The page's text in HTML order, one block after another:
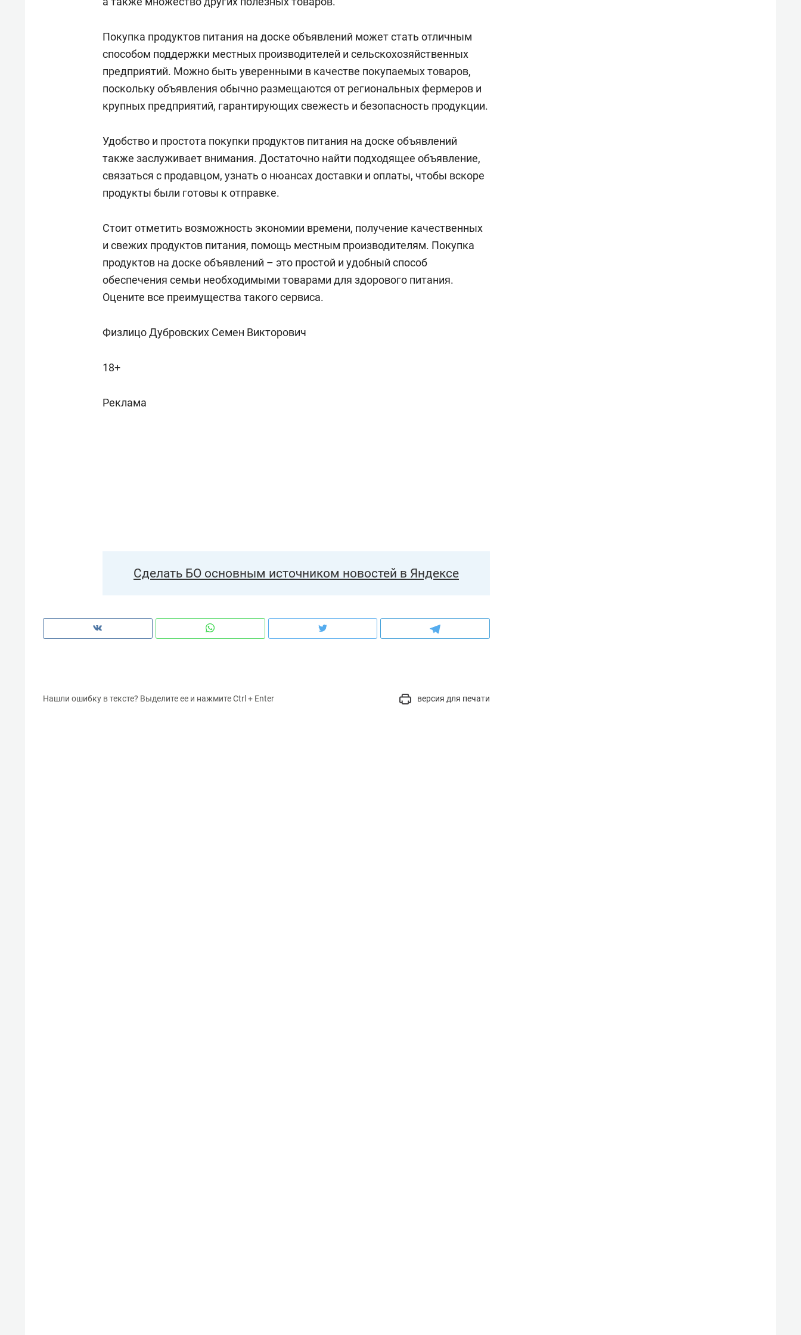
Покупка продуктов питания на доске объявлений может стать отличным
способом поддержки местных производителей и сельскохозяйственных
предприятий. Можно быть уверенными в качестве покупаемых товаров,
поскольку объявления обычно размещаются от региональных фермеров и
крупных предприятий, гарантирующих свежесть и безопасность продукции.
Удобство и простота покупки продуктов питания на доске объявлений
также заслуживает внимания. Достаточно найти подходящее объявление,
связаться с продавцом, узнать о нюансах доставки и оплаты, чтобы вскоре
продукты были готовы к отправке.
Стоит отметить возможность экономии времени, получение качественных
и свежих продуктов питания, помощь местным производителям. Покупка
продуктов на доске объявлений – это простой и удобный способ
обеспечения семьи необходимыми товарами для здорового питания.
Оцените все преимущества такого сервиса.
Физлицо Дубровских Семен Викторович
18+
Реклама
Сделать БО основным источником новостей в Яндексе
Нашли ошибку в тексте? Выделите ее и нажмите Ctrl + Enter версия для печати